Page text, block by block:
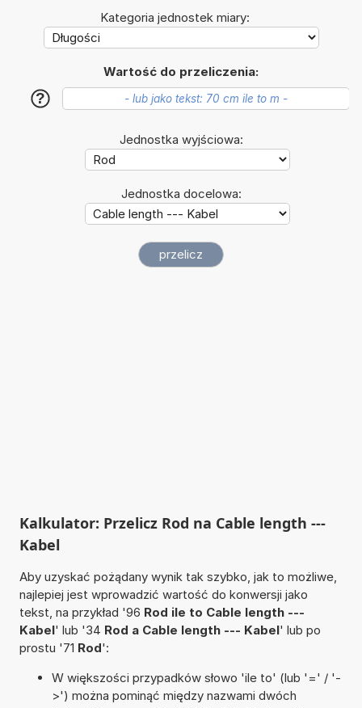
Kategoria jednostek miary:
Wartość do przeliczenia:
?
Jednostka wyjściowa:
Jednostka docelowa:
Kalkulator: Przelicz Rod na Cable length ---
Kabel
Aby uzyskać pożądany wynik tak szybko, jak to możliwe,
najlepiej jest wprowadzić wartość do konwersji jako
tekst, na przykład '96 Rod ile to Cable length ---
Kabel' lub '34 Rod a Cable length --- Kabel' lub po
prostu '71 Rod':
W większości przypadków słowo 'ile to' (lub '=' / '-
>') można pominąć między nazwami dwóch